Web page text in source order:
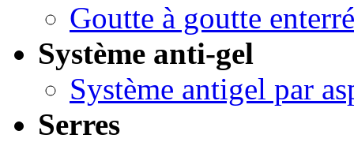
Goutte à goutte enterré
Système anti-gel
Système antigel par
Serres